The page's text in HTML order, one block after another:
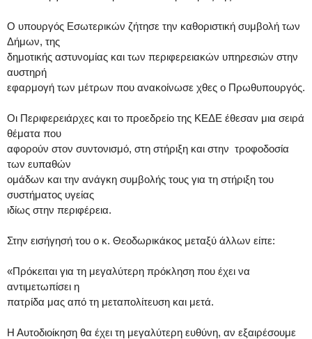
Ο υπουργός Εσωτερικών ζήτησε την καθοριστική συμβολή των
Δήμων, της
δημοτικής αστυνομίας και των περιφερειακών υπηρεσιών στην
αυστηρή
εφαρμογή των μέτρων που ανακοίνωσε χθες ο Πρωθυπουργός.
Οι Περιφερειάρχες και το προεδρείο της ΚΕΔΕ έθεσαν μια σειρά
θέματα που
αφορούν στον συντονισμό, στη στήριξη και στην τροφοδοσία
των ευπαθών
ομάδων και την ανάγκη συμβολής τους για τη στήριξη του
συστήματος υγείας
ιδίως στην περιφέρεια.
Στην εισήγησή του ο κ. Θεοδωρικάκος μεταξύ άλλων είπε:
«Πρόκειται για τη μεγαλύτερη πρόκληση που έχει να
αντιμετωπίσει η
πατρίδα μας από τη μεταπολίτευση και μετά.
Η Αυτοδιοίκηση θα έχει τη μεγαλύτερη ευθύνη, αν εξαιρέσουμε